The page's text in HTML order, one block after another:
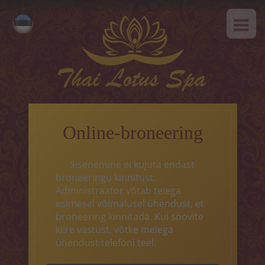
Русский
MEIST
Tai massaaz
Klassikaline massaaz
SPAa-programmid
Tai-programmid
Näohooldus
Online-broneering
Sisenemine ei kujuta endast
broneeringu kinnitust.
Administraator võtab teiega
esimesel võimalusel ühendust, et
broneering kinnitada. Kui soovite
kiire vastust, võtke meiega
ühendust telefoni teel.